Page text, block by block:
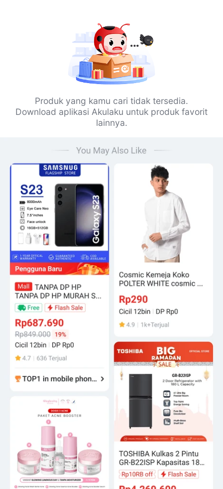
Produk yang kamu cari tidak tersedia.
Download aplikasi Akulaku untuk produk favorit
lainnya.